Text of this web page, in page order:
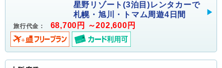
星野リゾート(3泊目)レンタカーで
札幌・旭川・トマム周遊4日間
旅行代金： 68,700円 ～202,600円